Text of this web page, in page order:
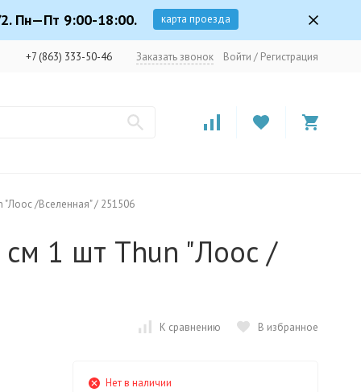
Пн—Пт 9:00-18:00. карта проезда
+7 (863) 333-50-46 Заказать звонок Войти / Регистрация
"Лоос /Вселенная" / 251506
см 1 шт Thun "Лоос /
К сравнению В избранное
Нет в наличии